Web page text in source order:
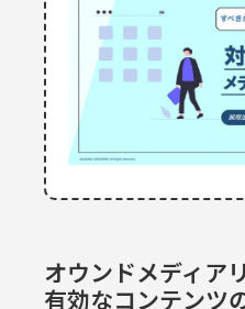
オウンドメディア
有効なコンテンツ